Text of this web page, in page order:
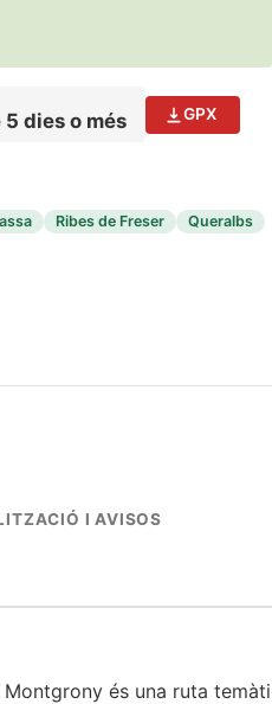
5 dies o més GPX
Ribes de Freser
Queralbs
I AVISOS
és una ruta